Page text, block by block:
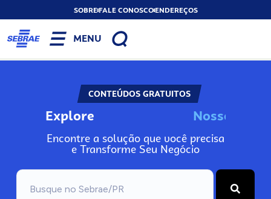
SOBREFALE CONOSCOENDEREÇOS
MENU
CONTEÚDOS GRATUITOS
Explore Nosso
Encontre a solução que você precisa
e Transforme Seu Negócio